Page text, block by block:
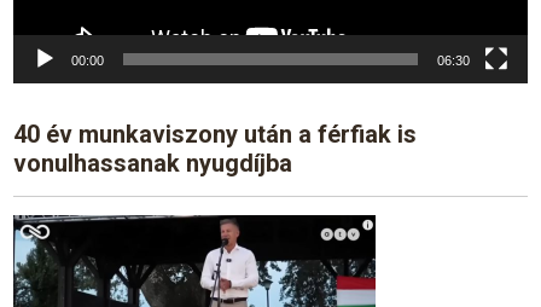
00:00 06:30
40 év munkaviszony után a férfiak is
vonulhassanak nyugdíjba